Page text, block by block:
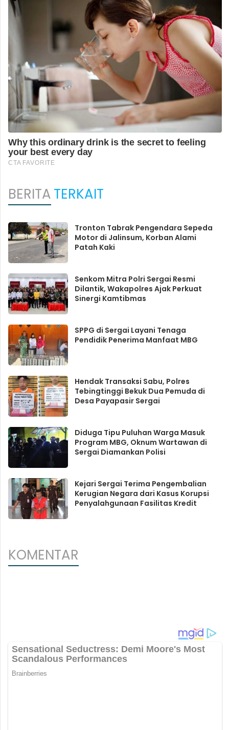
BERITATERKAIT
Tronton Tabrak Pengendara Sepeda
Motor di Jalinsum, Korban Alami
Patah Kaki
Senkom Mitra Polri Sergai Resmi
Dilantik, Wakapolres Ajak Perkuat
Sinergi Kamtibmas
SPPG di Sergai Layani Tenaga
Pendidik Penerima Manfaat MBG
Hendak Transaksi Sabu, Polres
Tebingtinggi Bekuk Dua Pemuda di
Desa Payapasir Sergai
Diduga Tipu Puluhan Warga Masuk
Program MBG, Oknum Wartawan di
Sergai Diamankan Polisi
Kejari Sergai Terima Pengembalian
Kerugian Negara dari Kasus Korupsi
Penyalahgunaan Fasilitas Kredit
KOMENTAR